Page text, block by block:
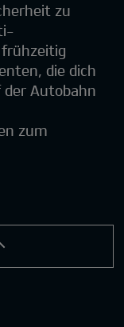
zu
frühzeitig
die dich
der Autobahn
zum